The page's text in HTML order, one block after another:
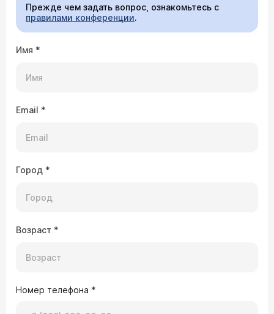
Прежде чем задать вопрос, ознакомьтесь с
правилами конференции.
Имя *
Email *
Город *
Возраст *
Номер телефона *